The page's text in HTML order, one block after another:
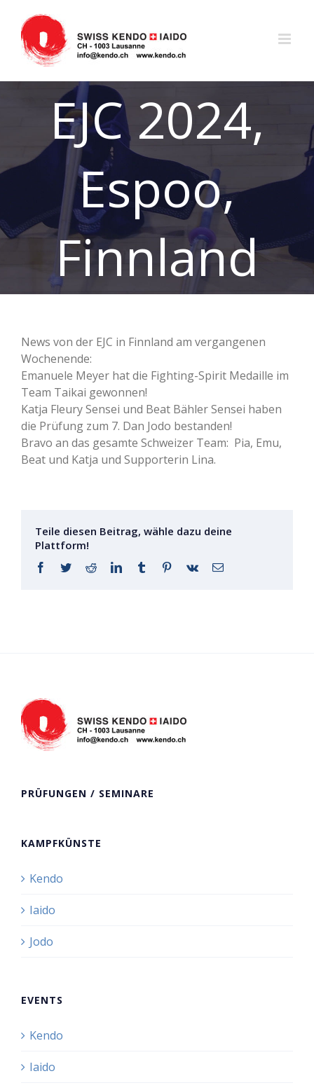
Inhalt
springen
EJC 2024,
Espoo,
Finnland
News von der EJC in Finnland am vergangenen
Wochenende:
Emanuele Meyer hat die Fighting-Spirit Medaille im
Team Taikai gewonnen!
Katja Fleury Sensei und Beat Bähler Sensei haben
die Prüfung zum 7. Dan Jodo bestanden!
Bravo an das gesamte Schweizer Team: Pia, Emu,
Beat und Katja und Supporterin Lina.
Teile diesen Beitrag, wähle dazu deine
Plattform!
Facebook
TwitterRedditLinkedInTumblr Pinterest
Vk
E-
PRÜFUNGEN / SEMINARE
KAMPFKÜNSTE
Kendo
Iaido
Jodo
EVENTS
Kendo
Iaido